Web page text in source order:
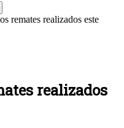
remates realizados este
realizados